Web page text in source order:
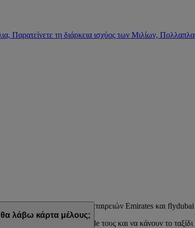
Παρατείνετε τη διάρκεια ισχύος των Μιλίων,
των αεροπορικών εταιρειών Emirates και
να ταιριάζουν στο lifestyle τους και να κάνουν το
λάβω κάρτα μέλους;